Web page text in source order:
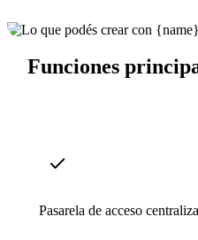
Funciones
Pasarela de acceso